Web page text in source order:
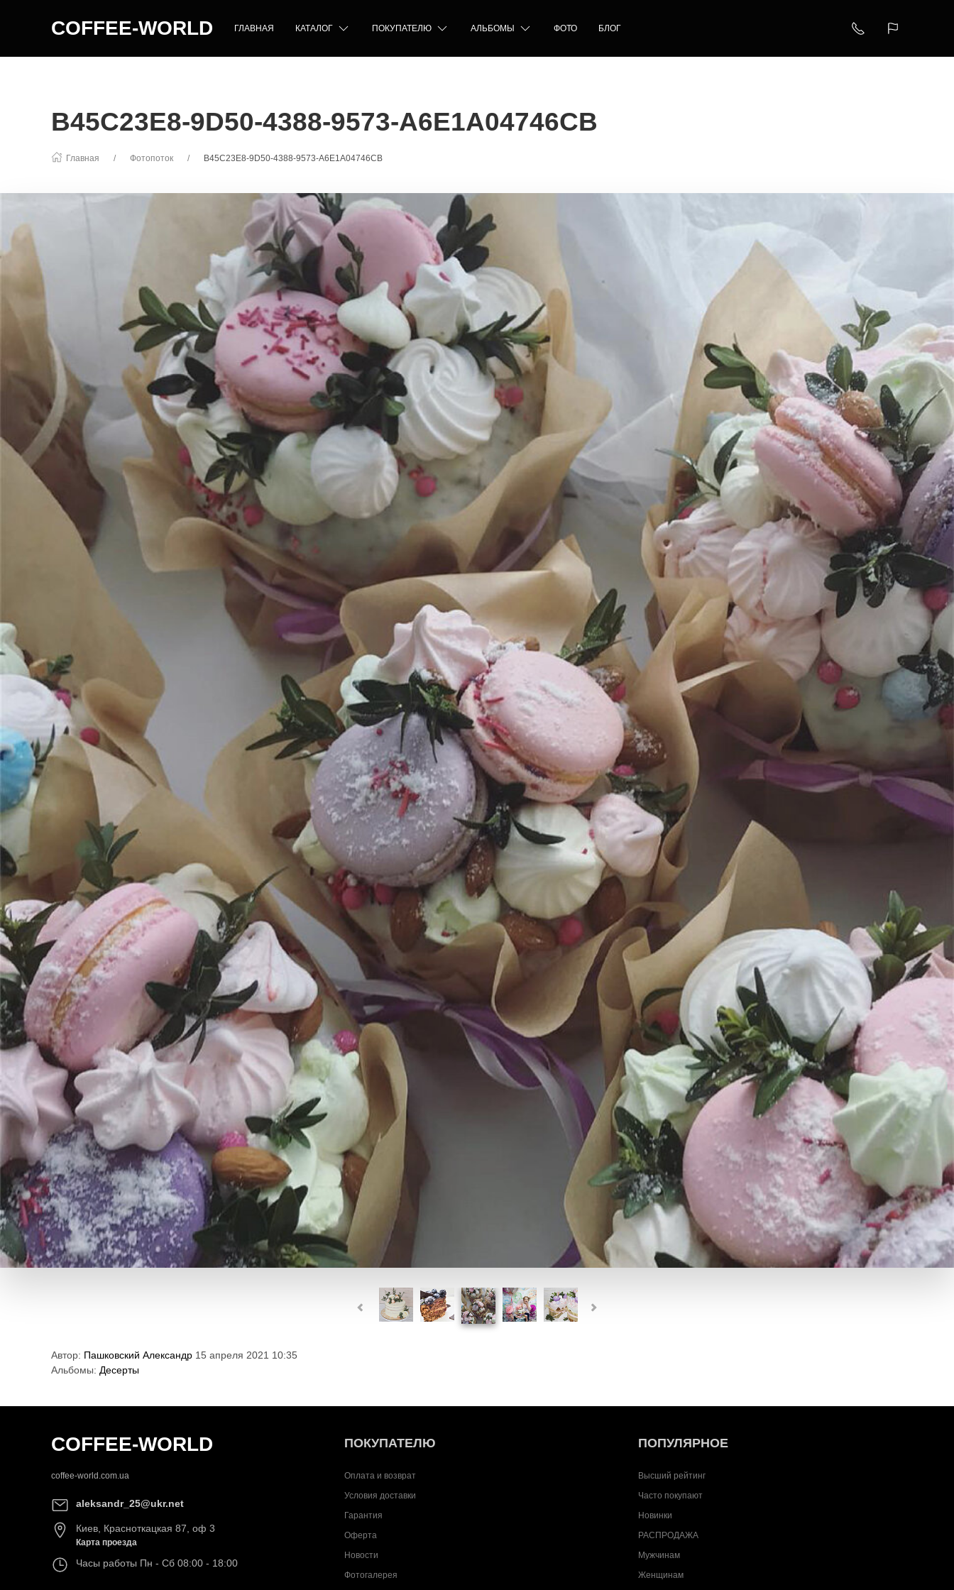
COFFEE-WORLD ГЛАВНАЯ КАТАЛОГ ПОКУПАТЕЛЮ АЛЬБОМЫ ФОТО БЛОГ
B45C23E8-9D50-4388-9573-A6E1A04746CB
Главная Фотопоток B45C23E8-9D50-4388-9573-A6E1A04746CB
Автор: Пашковский Александр 15 апреля 2021 10:35
Альбомы: Десерты
COFFEE-WORLD
coffee-world.com.ua
aleksandr_25@ukr.net
Киев, Красноткацкая 87, оф 3
Карта проезда
Часы работы Пн - Сб 08:00 - 18:00
ПОКУПАТЕЛЮ
Оплата и возврат
Условия доставки
Гарантия
Оферта
Новости
Фотогалерея
ПОПУЛЯРНОЕ
Высший рейтинг
Часто покупают
Новинки
РАСПРОДАЖА
Мужчинам
Женщинам